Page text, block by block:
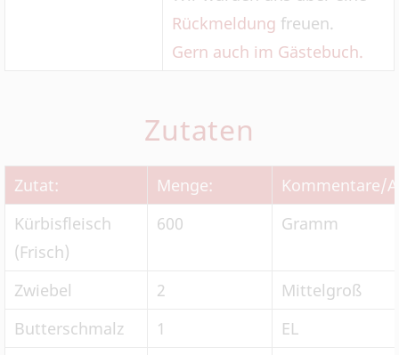
Rückmeldung freuen.
Gern auch im Gästebuch.
Zutaten
Zutat: Menge:
Kommentare/
Kürbisfleisch
(Frisch)
600 Gramm
Zwiebel 2
Mittelgroß
Butterschmalz
1
EL